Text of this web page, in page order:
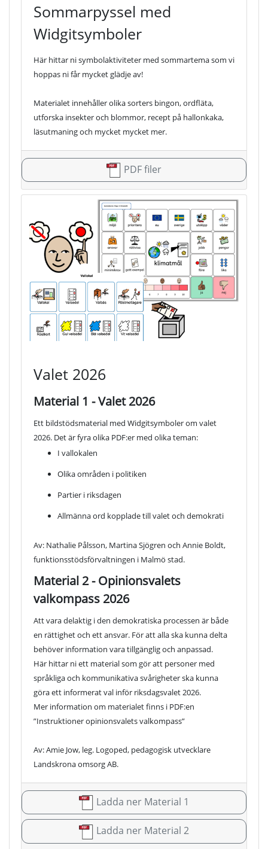
Sommarpyssel med
Widgitsymboler
Här hittar ni symbolaktiviteter med sommartema som vi
hoppas ni får mycket glädje av!
Materialet innehåller olika sorters bingon, ordfläta,
utforska insekter och blommor, recept på hallonkaka,
läsutmaning och mycket mycket mer.
PDF filer
Valet 2026
Material 1 - Valet 2026
Ett bildstödsmaterial med Widgitsymboler om valet
2026. Det är fyra olika PDF:er med olika teman:
I vallokalen
Olika områden i politiken
Partier i riksdagen
Allmänna ord kopplade till valet och demokrati
Av: Nathalie Pålsson, Martina Sjögren och Annie Boldt,
funktionsstödsförvaltningen i Malmö stad.
Material 2 - Opinionsvalets
valkompass 2026
Att vara delaktig i den demokratiska processen är både
en rättighet och ett ansvar. För att alla ska kunna delta
behöver information vara tillgänglig och anpassad.
Här hittar ni ett material som gör att personer med
språkliga och kommunikativa svårigheter ska kunna
göra ett informerat val inför riksdagsvalet 2026.
Mer information om materialet finns i PDF:en
”Instruktioner opinionsvalets valkompass”
Av: Amie Jow, leg. Logoped, pedagogisk utvecklare
Landskrona omsorg AB.
Ladda ner Material 1
Ladda ner Material 2